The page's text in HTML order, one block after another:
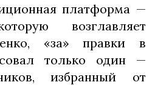
платформа —
возглавляет
«за» правки в
только один —
избранный от